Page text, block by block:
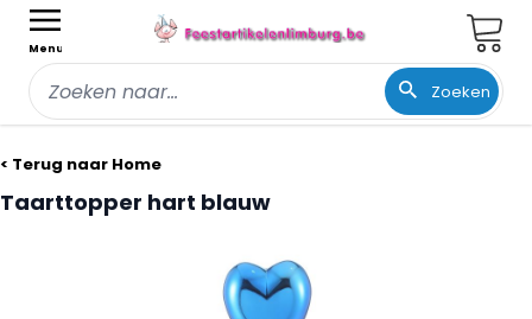
Menu
Zoeken
< Terug naar Home
Taarttopper hart blauw